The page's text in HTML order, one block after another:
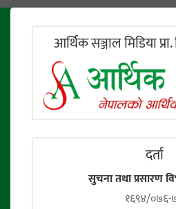
आर्थिक सञ्जाल मिडिया प्रा.
दर्ता
सुचना तथा प्रसारण
१६९४/०७६-